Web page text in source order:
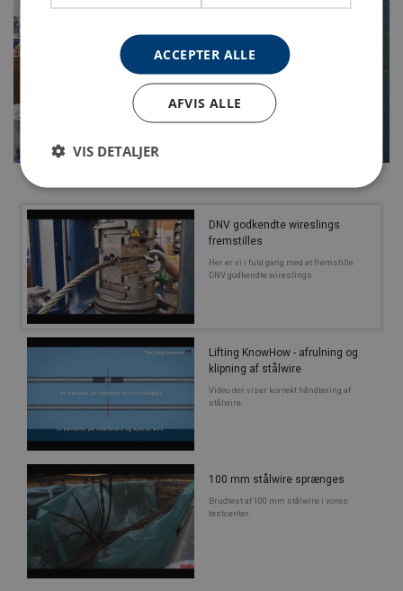
DNV godkendte wireslings
fremstilles
Her er vi i fuld gang med at fremstille
DNV godkendte wireslings.
Lifting KnowHow - afrulning og
klipning af stålwire
Video der viser korrekt håndtering af
stålwire.
100 mm stålwire sprænges
Brudtest af 100 mm stålwire i vores
testcenter.
ACCEPTER ALLE
AFVIS ALLE
VIS DETALJER